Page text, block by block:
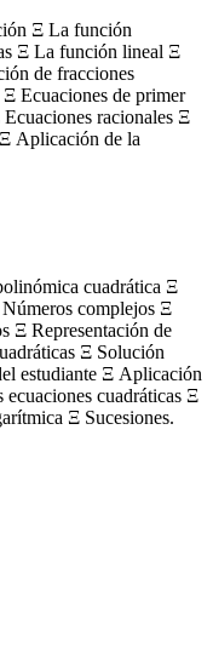
Ξ La función
Ξ La función lineal Ξ
de fracciones
Ecuaciones de primer
racionales Ξ
Aplicación de la
cuadrática Ξ
complejos Ξ
Ξ Representación de
Ξ Solución
estudiante Ξ Aplicación
ecuaciones cuadráticas Ξ
Ξ Sucesiones.